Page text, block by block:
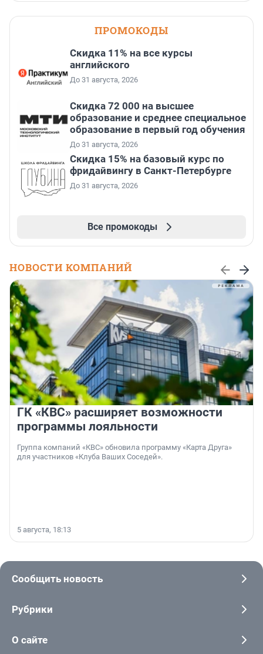
ПРОМОКОДЫ
Скидка 11% на все курсы
английского
До 31 августа, 2026
Скидка 72 000 на высшее
образование и среднее специальное
образование в первый год обучения
До 31 августа, 2026
Скидка 15% на базовый курс по
фридайвингу в Санкт-Петербурге
До 31 августа, 2026
Все промокоды
НОВОСТИ КОМПАНИЙ
ГК «КВС» расширяет возможности
программы лояльности
Группа компаний «КВС» обновила программу «Карта Друга»
для участников «Клуба Ваших Соседей».
5 августа, 18:13
Сообщить новость
Рубрики
О сайте